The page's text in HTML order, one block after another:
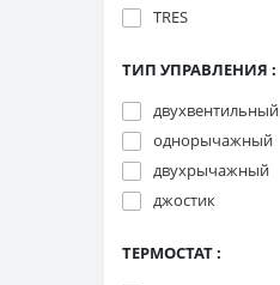
TRES
ТИП УПРАВЛЕНИЯ :
двухвентильный
однорычажный
двухрычажный
джостик
ТЕРМОСТАТ :